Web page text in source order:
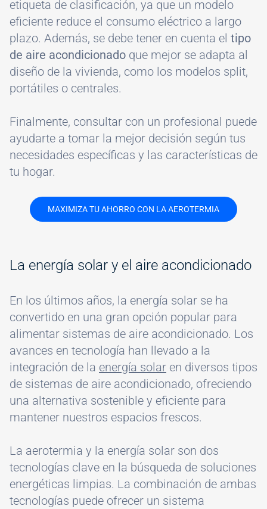
etiqueta de clasificación, ya que un modelo
eficiente reduce el consumo eléctrico a largo
plazo. Además, se debe tener en cuenta el tipo
de aire acondicionado que mejor se adapta al
diseño de la vivienda, como los modelos split,
portátiles o centrales.
Finalmente, consultar con un profesional puede
ayudarte a tomar la mejor decisión según tus
necesidades específicas y las características de
tu hogar.
MAXIMIZA TU AHORRO CON LA AEROTERMIA
La energía solar y el aire acondicionado
En los últimos años, la energía solar se ha
convertido en una gran opción popular para
alimentar sistemas de aire acondicionado. Los
avances en tecnología han llevado a la
integración de la energía solar en diversos tipos
de sistemas de aire acondicionado, ofreciendo
una alternativa sostenible y eficiente para
mantener nuestros espacios frescos.
La aerotermia y la energía solar son dos
tecnologías clave en la búsqueda de soluciones
energéticas limpias. La combinación de ambas
tecnologías puede ofrecer un sistema